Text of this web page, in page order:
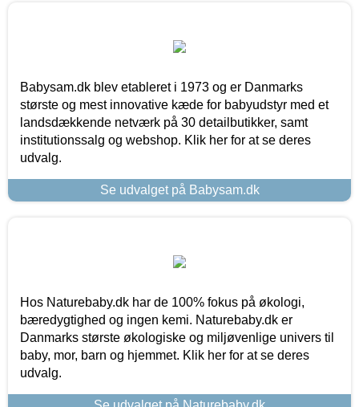
Babysam.dk blev etableret i 1973 og er Danmarks
største og mest innovative kæde for babyudstyr med et
landsdækkende netværk på 30 detailbutikker, samt
institutionssalg og webshop. Klik her for at se deres
udvalg.
Se udvalget på Babysam.dk
Hos Naturebaby.dk har de 100% fokus på økologi,
bæredygtighed og ingen kemi. Naturebaby.dk er
Danmarks største økologiske og miljøvenlige univers til
baby, mor, barn og hjemmet. Klik her for at se deres
udvalg.